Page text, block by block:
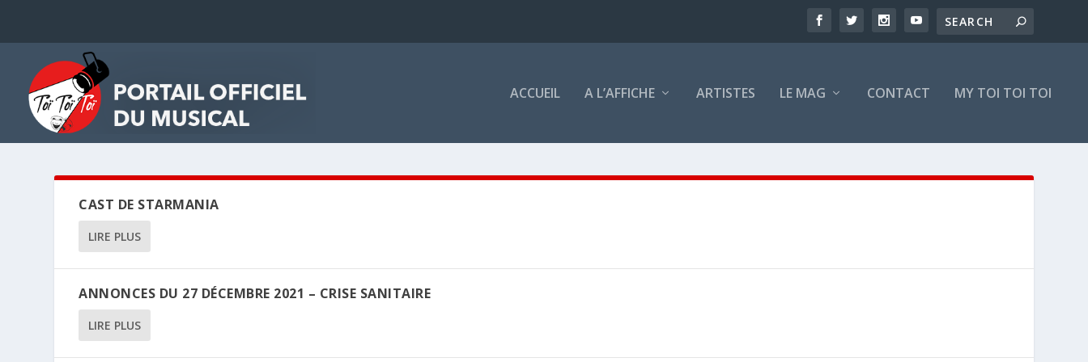
ACCUEIL A L’AFFICHE ARTISTES LE MAG CONTACT MY TOI TOI TOI
CAST DE STARMANIA
LIRE PLUS
ANNONCES DU 27 DÉCEMBRE 2021 – CRISE SANITAIRE
LIRE PLUS